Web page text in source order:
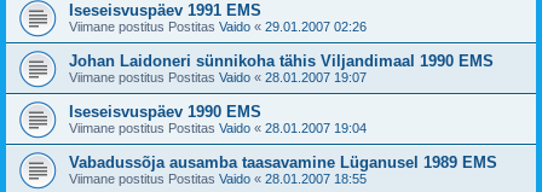
Iseseisvuspäev 1991 EMS
Viimane postitus Postitas Vaido « 29.01.2007 02:26
Johan Laidoneri sünnikoha tähis Viljandimaal 1990 EMS
Viimane postitus Postitas Vaido « 28.01.2007 19:07
Iseseisvuspäev 1990 EMS
Viimane postitus Postitas Vaido « 28.01.2007 19:04
Vabadussõja ausamba taasavamine Lüganusel 1989 EMS
Viimane postitus Postitas Vaido « 28.01.2007 18:55